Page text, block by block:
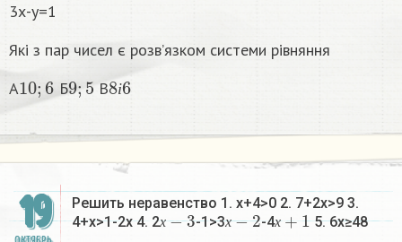
3х-у=1
Які з пар чисел є розв’язком системи рівняння
А
10 6
Б
9 5
В і
8і 6
19
Решить неравенство 1. х+4>0 2. 7+2х>9 3.
4+х>1-2x 4. 2х
х−3
-1>3х
х −2
-4х
х+ 1
5. 6х≥48